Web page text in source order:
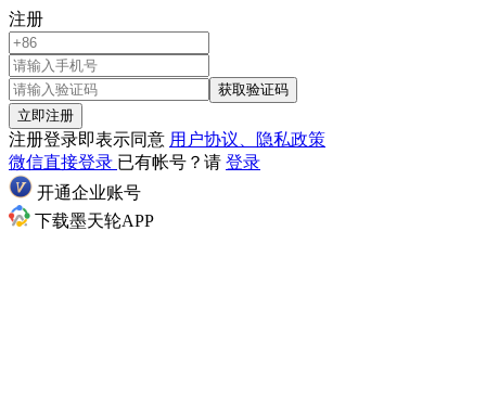
注册
获取验证码
立即注册
注册登录即表示同意 用户协议、隐私政策
微信直接登录 已有帐号？请 登录
开通企业账号
下载墨天轮APP